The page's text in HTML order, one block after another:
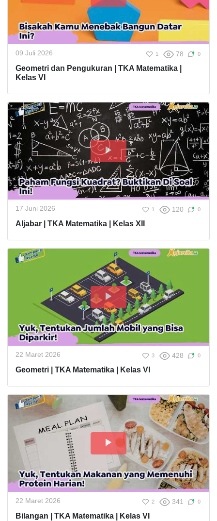
09 Juli 2026 1 78 0
Geometri dan Pengukuran | TKA Matematika |
Kelas VI
17 Juni 2026 1 120 0
Aljabar | TKA Matematika | Kelas XII
22 Maret 2026 3 428 0
Geometri | TKA Matematika | Kelas VI
22 Maret 2026 2 341 0
Bilangan | TKA Matematika | Kelas VI